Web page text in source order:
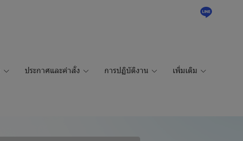
ประกาศและคำสั่ง การปฏิบัติงาน เพิ่มเติม